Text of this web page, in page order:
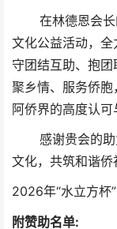
在林德恩会长
文化公益活动，
守团结互助、抱
聚乡情、服务侨
阿侨界的高度认可
感谢贵会的助
文化，共筑和谐侨
2026年“水立方杯
附赞助名单: